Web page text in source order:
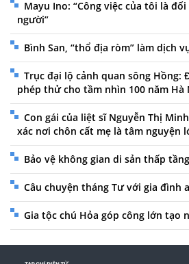
Mayu Ino: “Công việc của tôi là
người”
Bình San, “thổ địa ròm” làm dịch
Trục đại lộ cảnh quan sông
phép thử cho tầm nhìn 100 năm Hà
Con gái của liệt sĩ Nguyễn Thị
xác nơi chôn cất mẹ là tâm nguyện
Bảo vệ không gian di sản thấp
Câu chuyện tháng Tư với gia đình
Gia tộc chú Hỏa góp công lớn tạo